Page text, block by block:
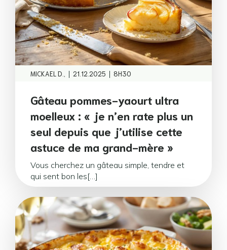
MICKAEL D., | 21.12.2025 | 8H30
Gâteau pommes-yaourt ultra
moelleux : « je n’en rate plus un
seul depuis que j’utilise cette
astuce de ma grand-mère »
Vous cherchez un gâteau simple, tendre et
qui sent bon les[…]